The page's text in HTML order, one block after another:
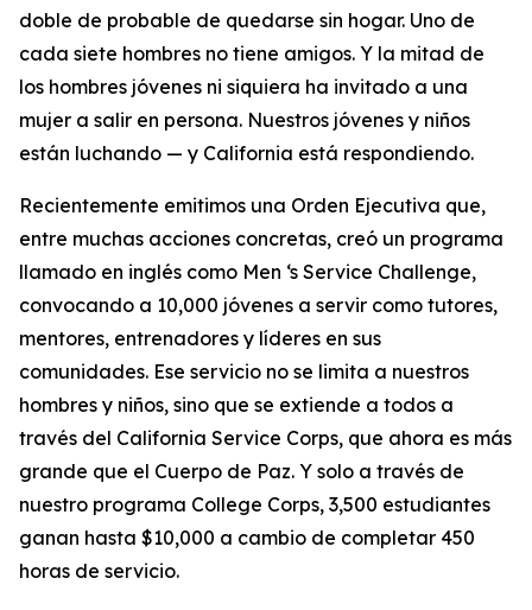
doble de probable de quedarse sin hogar. Uno de
cada siete hombres no tiene amigos. Y la mitad de
los hombres jóvenes ni siquiera ha invitado a una
mujer a salir en persona. Nuestros jóvenes y niños
están luchando — y California está respondiendo.
Recientemente emitimos una Orden Ejecutiva que,
entre muchas acciones concretas, creó un programa
llamado en inglés como Men ‘s Service Challenge,
convocando a 10,000 jóvenes a servir como tutores,
mentores, entrenadores y líderes en sus
comunidades. Ese servicio no se limita a nuestros
hombres y niños, sino que se extiende a todos a
través del California Service Corps, que ahora es más
grande que el Cuerpo de Paz. Y solo a través de
nuestro programa College Corps, 3,500 estudiantes
ganan hasta $10,000 a cambio de completar 450
horas de servicio.